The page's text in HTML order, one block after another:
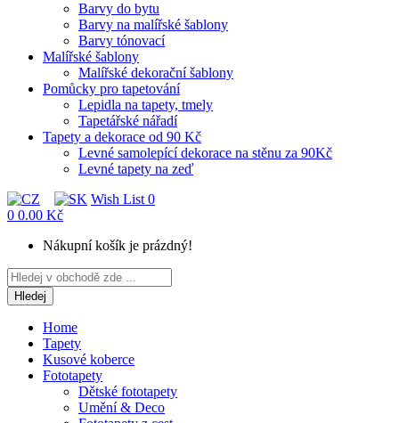
Barvy do bytu
Barvy na malířské šablony
Barvy tónovací
Malířské šablony
Malířské dekorační šablony
Pomůcky pro tapetování
Lepidla na tapety, tmely
Tapetářské nářadí
Tapety a dekorace od 90 Kč
Levné samolepící dekorace na stěnu za 90Kč
Levné tapety na zeď
Wish List 0
0 0.00 Kč
Nákupní košík je prázdný!
Hledej
Home
Tapety
Kusové koberce
Fototapety
Dětské fototapety
Umění & Deco